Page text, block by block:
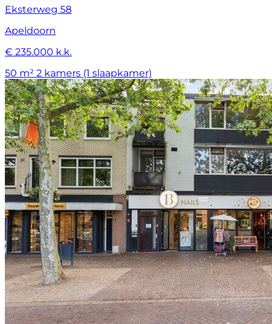
Eksterweg 58
Apeldoorn
€ 235.000 k.k.
50 m² 2 kamers (1 slaapkamer)